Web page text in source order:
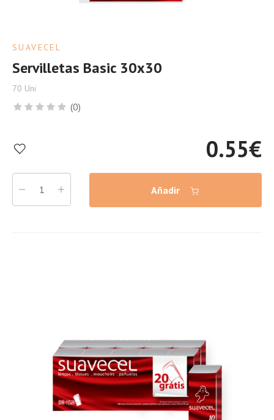
SUAVECEL
Servilletas Basic 30x30
70 Uni
(0)
0.55€
Añadir